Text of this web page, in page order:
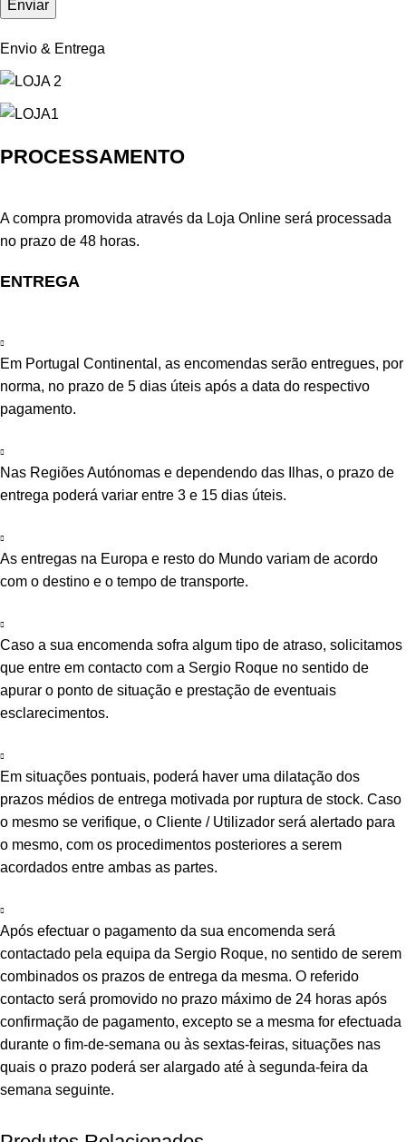
Envio & Entrega
PROCESSAMENTO
A compra promovida através da Loja Online será processada
no prazo de 48 horas.
ENTREGA
Em Portugal Continental, as encomendas serão entregues, por
norma, no prazo de 5 dias úteis após a data do respectivo
pagamento.
Nas Regiões Autónomas e dependendo das Ilhas, o prazo de
entrega poderá variar entre 3 e 15 dias úteis.
As entregas na Europa e resto do Mundo variam de acordo
com o destino e o tempo de transporte.
Caso a sua encomenda sofra algum tipo de atraso, solicitamos
que entre em contacto com a Sergio Roque no sentido de
apurar o ponto de situação e prestação de eventuais
esclarecimentos.
Em situações pontuais, poderá haver uma dilatação dos
prazos médios de entrega motivada por ruptura de stock. Caso
o mesmo se verifique, o Cliente / Utilizador será alertado para
o mesmo, com os procedimentos posteriores a serem
acordados entre ambas as partes.
Após efectuar o pagamento da sua encomenda será
contactado pela equipa da Sergio Roque, no sentido de serem
combinados os prazos de entrega da mesma. O referido
contacto será promovido no prazo máximo de 24 horas após
confirmação de pagamento, excepto se a mesma for efectuada
durante o fim-de-semana ou às sextas-feiras, situações nas
quais o prazo poderá ser alargado até à segunda-feira da
semana seguinte.